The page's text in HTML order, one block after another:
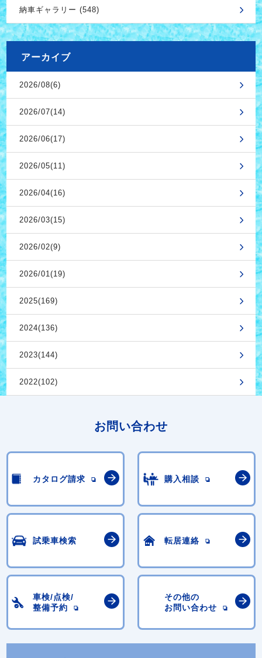
納車ギャラリー (548)
アーカイブ
2026/08(6)
2026/07(14)
2026/06(17)
2026/05(11)
2026/04(16)
2026/03(15)
2026/02(9)
2026/01(19)
2025(169)
2024(136)
2023(144)
2022(102)
お問い合わせ
カタログ請求 購入相談
試乗車検索 転居連絡
車検/点検/
整備予約
その他の
お問い合わせ